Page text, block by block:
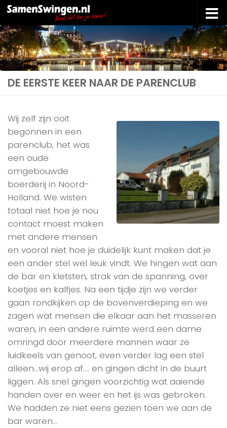
Doorgaan naar inhoud
DE EERSTE KEER NAAR DE PARENCLUB
Wij zelf zijn ooit
begonnen in een
parenclub, het was
een oude
omgebouwde
boerderij in Noord-
Holland. We wisten
totaal niet hoe je nou
contact moest maken
met andere mensen
en vooral niet hoe je duidelijk kunt maken dat je
een ander stel wel leuk vindt. We hingen wat aan
de bar en kletsten, strak van de spanning, over
koetjes en kalfjes. Na een tijdje zijn we verder
gaan rondkijken op de bovenverdieping en we
zagen wat mensen die elkaar aan het masseren
waren, in een andere ruimte werd een dame
omringd door meerdere mannen waar ze
luidkeels van genoot, even verder lag een stel
alleen…wij erop af…. en gingen dicht in de buurt
liggen. Als snel gingen voorzichtig wat aaiende
handen over en weer en het ijs was gebroken.
We hadden ze niet eens gezien toen we aan de
bar waren…